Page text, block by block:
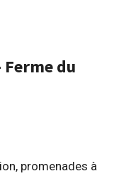
Ferme du
promenades à